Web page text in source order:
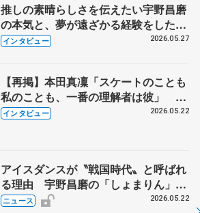
推しの素晴らしさを伝えたい宇野昌磨
の本気と、夢が遠ざかる経験をした本
田真凜の覚悟
インタビュー 2026.05.27
【再掲】本田真凜「スケートのことも
私のことも、一番の理解者は彼」 引
退時の単独インタビューで語った競技
インタビュー 2026.05.22
アイスダンスが〝戦国時代〟と呼ばれ
る理由 宇野昌磨の「しょまりん」ら
実力者が相次いで参戦 国内の競争激
ニュース 2026.05.22